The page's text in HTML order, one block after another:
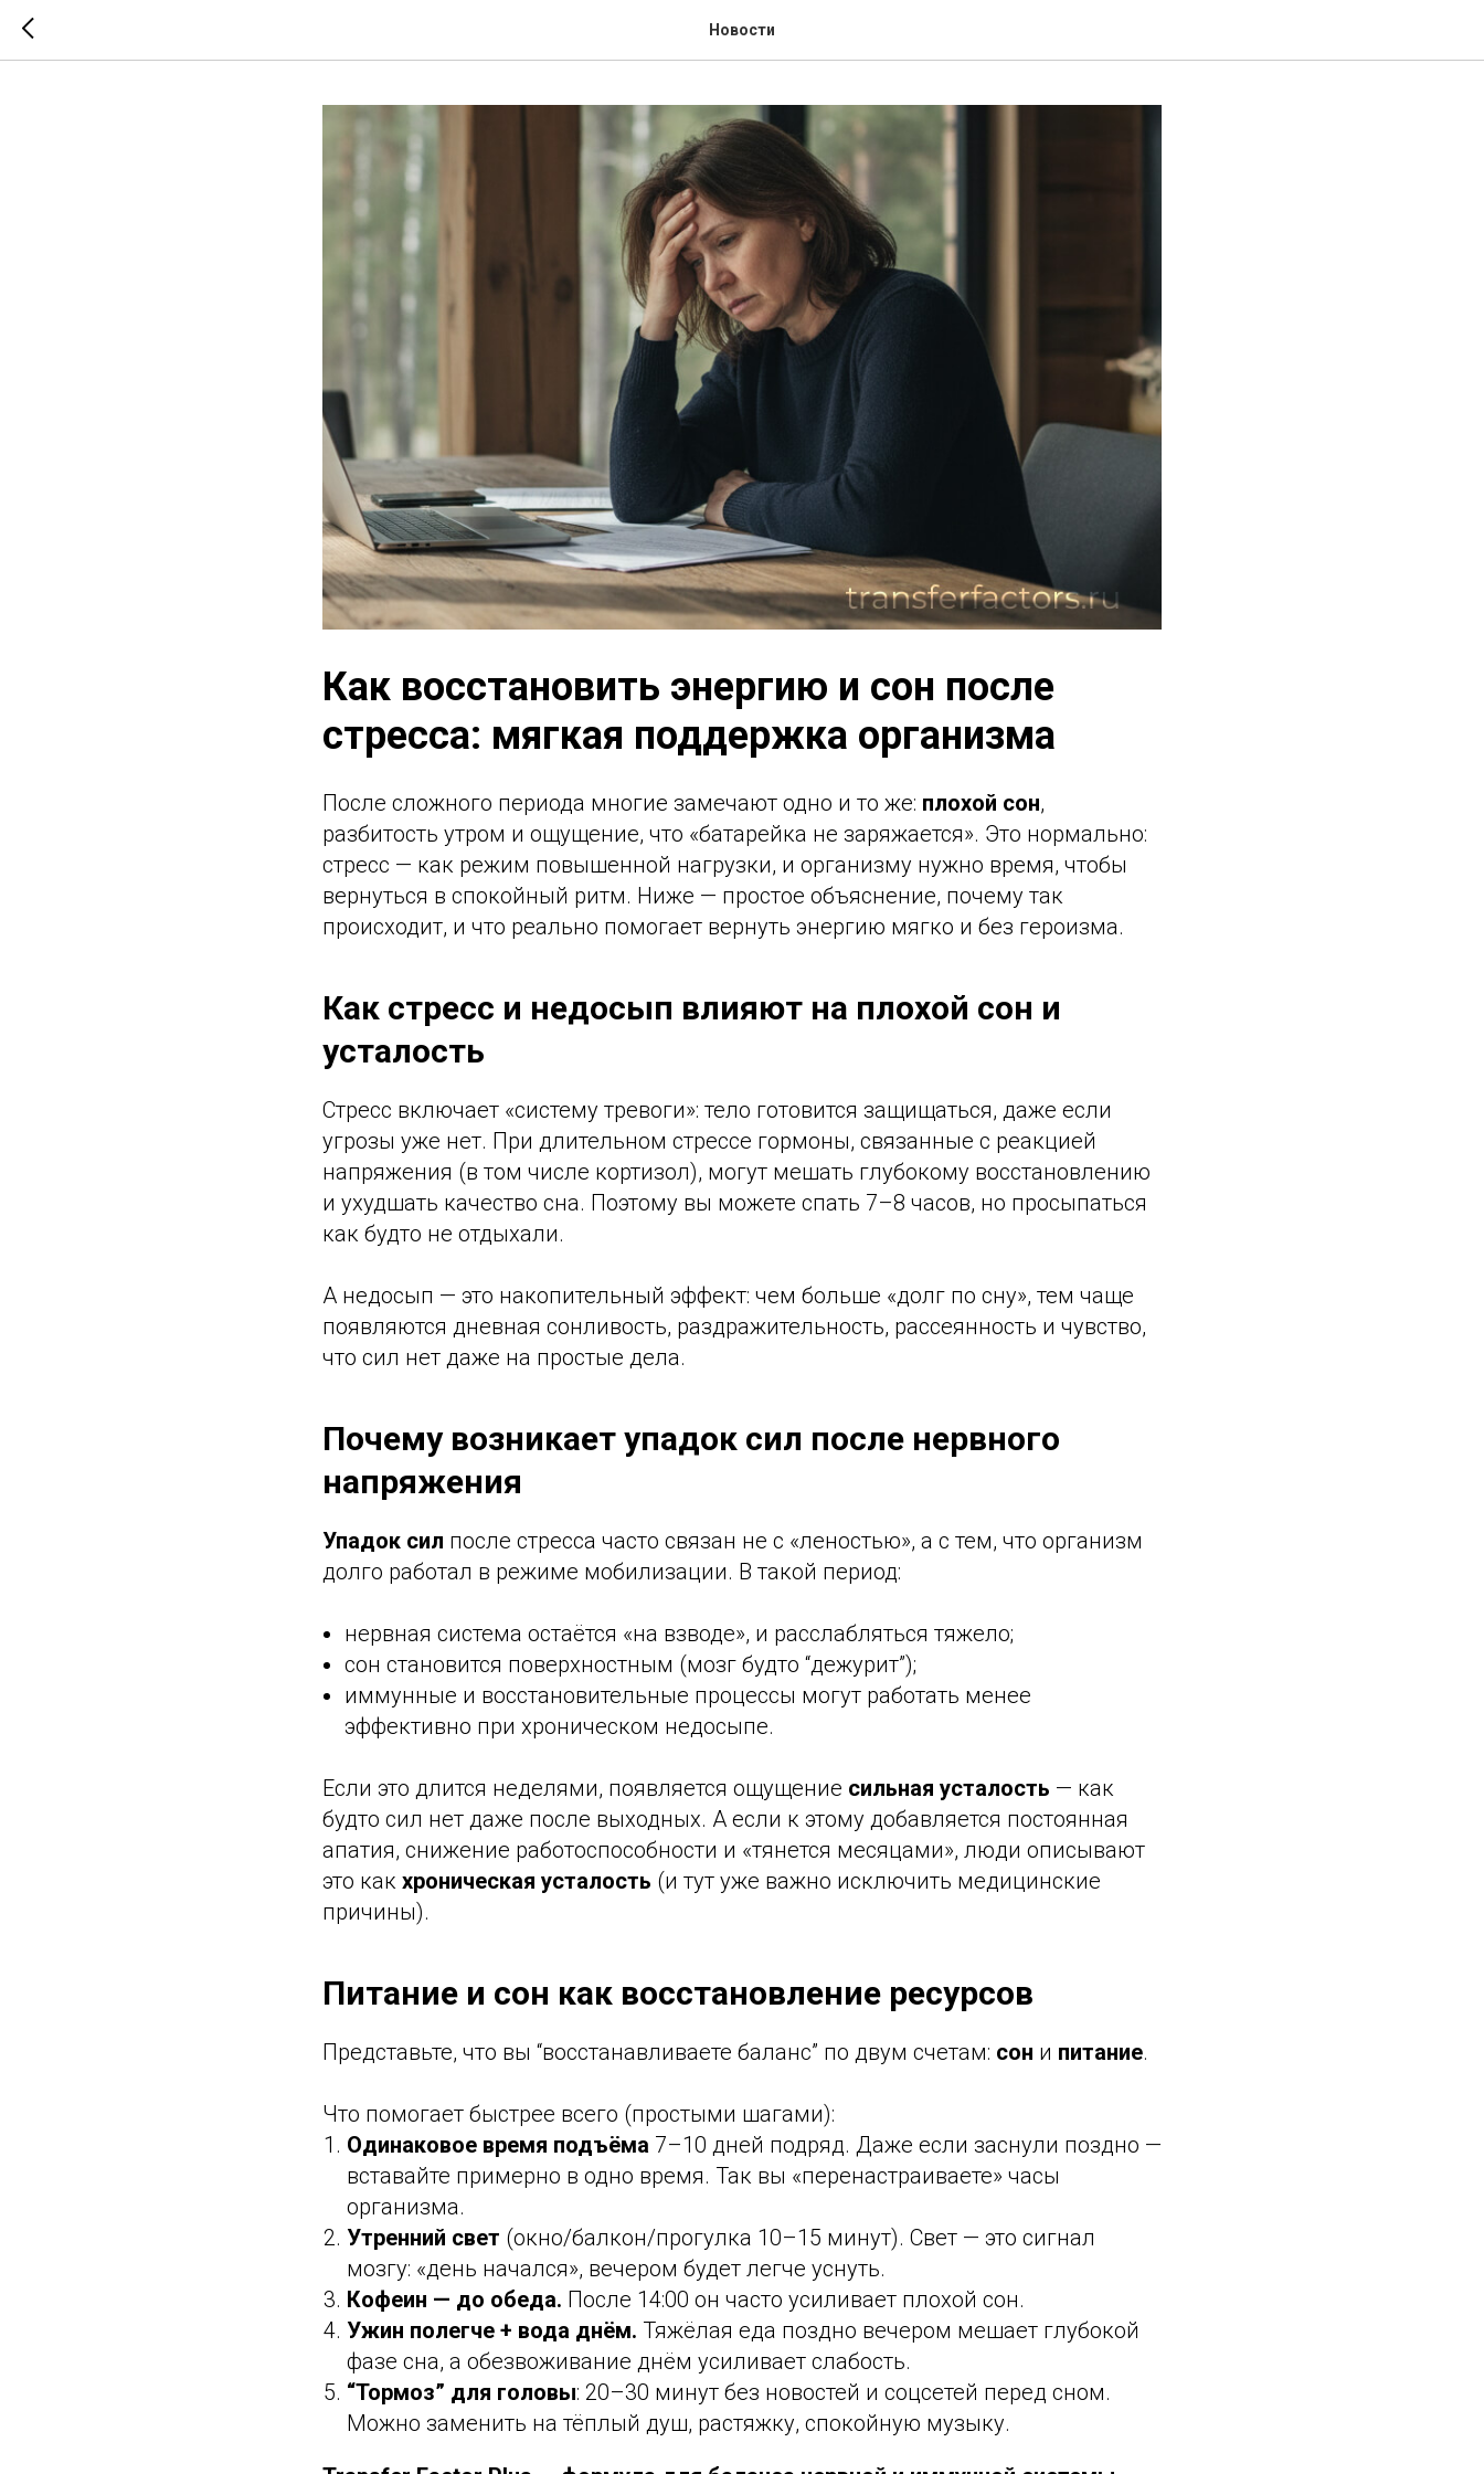
Новости
Как восстановить энергию и сон после
стресса: мягкая поддержка организма
После сложного периода многие замечают одно и то же: плохой сон,
разбитость утром и ощущение, что «батарейка не заряжается». Это нормально:
стресс — как режим повышенной нагрузки, и организму нужно время, чтобы
вернуться в спокойный ритм. Ниже — простое объяснение, почему так
происходит, и что реально помогает вернуть энергию мягко и без героизма.
Как стресс и недосып влияют на плохой сон и
усталость
Стресс включает «систему тревоги»: тело готовится защищаться, даже если
угрозы уже нет. При длительном стрессе гормоны, связанные с реакцией
напряжения (в том числе кортизол), могут мешать глубокому восстановлению
и ухудшать качество сна. Поэтому вы можете спать 7–8 часов, но просыпаться
как будто не отдыхали.
А недосып — это накопительный эффект: чем больше «долг по сну», тем чаще
появляются дневная сонливость, раздражительность, рассеянность и чувство,
что сил нет даже на простые дела.
Почему возникает упадок сил после нервного
напряжения
Упадок сил после стресса часто связан не с «леностью», а с тем, что организм
долго работал в режиме мобилизации. В такой период:
нервная система остаётся «на взводе», и расслабляться тяжело;
сон становится поверхностным (мозг будто “дежурит”);
иммунные и восстановительные процессы могут работать менее
эффективно при хроническом недосыпе.
Если это длится неделями, появляется ощущение сильная усталость — как
будто сил нет даже после выходных. А если к этому добавляется постоянная
апатия, снижение работоспособности и «тянется месяцами», люди описывают
это как хроническая усталость (и тут уже важно исключить медицинские
причины).
Питание и сон как восстановление ресурсов
Представьте, что вы “восстанавливаете баланс” по двум счетам: сон и питание.
Что помогает быстрее всего (простыми шагами):
Одинаковое время подъёма 7–10 дней подряд. Даже если заснули поздно —
вставайте примерно в одно время. Так вы «перенастраиваете» часы
организма.
Утренний свет (окно/балкон/прогулка 10–15 минут). Свет — это сигнал
мозгу: «день начался», вечером будет легче уснуть.
Кофеин — до обеда. После 14:00 он часто усиливает плохой сон.
Ужин полегче + вода днём. Тяжёлая еда поздно вечером мешает глубокой
фазе сна, а обезвоживание днём усиливает слабость.
“Тормоз” для головы: 20–30 минут без новостей и соцсетей перед сном.
Можно заменить на тёплый душ, растяжку, спокойную музыку.